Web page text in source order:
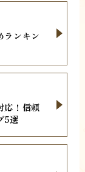
ランキン
応！信頼
5選